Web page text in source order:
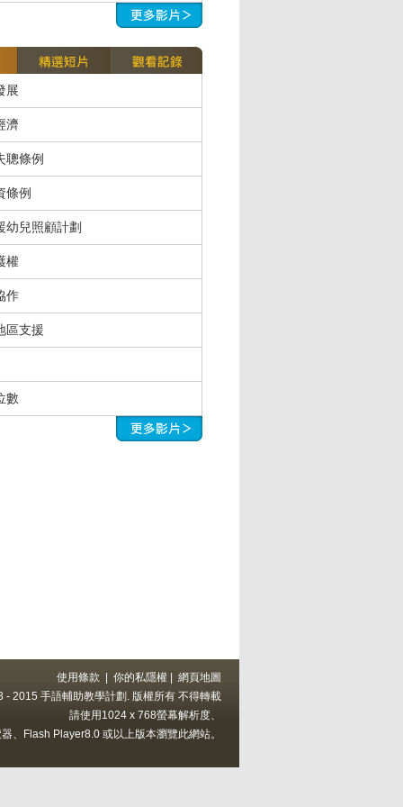
展
濟
聰條例
條例
幼兒照顧計劃
權
作
區支援
數
使用條款 你的私隱權
網頁地圖
2015 手語輔助教學計劃. 版權所有 不得轉載
請使用1024 x 768螢幕解析度、
、Flash Player8.0 或以上版本瀏覽此網站。